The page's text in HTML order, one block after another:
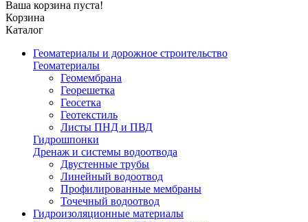
Ваша корзина пуста!
Корзина
Каталог
Геоматериалы и дорожное строительство
Геоматериалы
Геомембрана
Георешетка
Геосетка
Геотекстиль
Листы ПНД и ПВД
Гидрошпонки
Дренаж и системы водоотвода
Двустенные трубы
Линейный водоотвод
Профилированные мембраны
Точечный водоотвод
Гидроизоляционные материалы